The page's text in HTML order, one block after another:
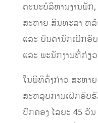
ຄະນະບໍລິຫານງານພັກ
ສະຫາຍ ສິນທະລາ ຫ
ແລະ ບັນດານັກເຝິກ
ແລະ ພະນັກງານທີ່ກ່ຽ
ໃນພິທີດັ່ງກ່າວ ສະຫາ
ສະຫລຸບການເຝິກອົບ
ປົກຄອງ ໄລຍະ 45 ວັ